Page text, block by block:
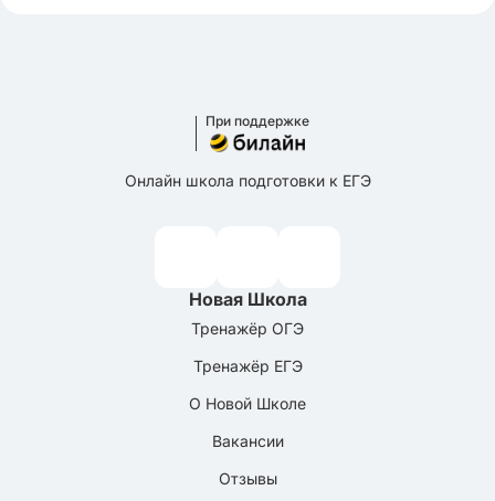
При поддержке
Онлайн школа подготовки к ЕГЭ
Новая Школа
Тренажёр ОГЭ
Тренажёр ЕГЭ
О Новой Школе
Вакансии
Отзывы